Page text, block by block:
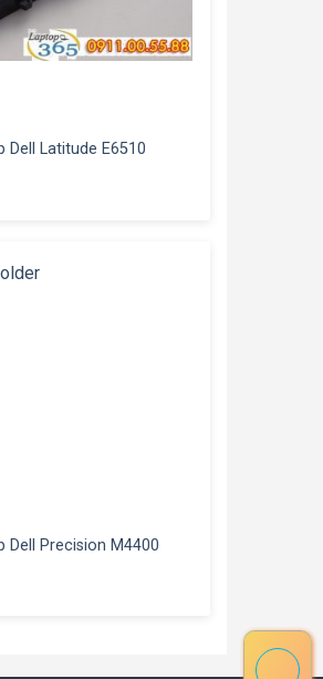
Dell Latitude E6510
Dell Precision M4400